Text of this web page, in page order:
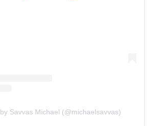
Savvas Michael (@michaelsavvas)